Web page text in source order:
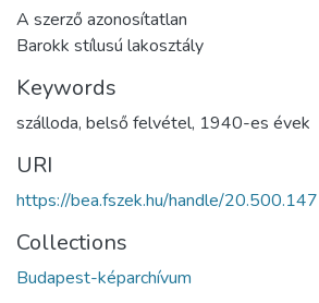
A szerző azonosítatlan
Barokk stílusú lakosztály
Keywords
szálloda, belső felvétel, 1940-es évek
URI
https://bea.fszek.hu/handle/
Collections
Budapest-képarchívum